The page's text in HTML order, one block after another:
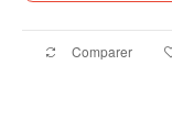
Comparer